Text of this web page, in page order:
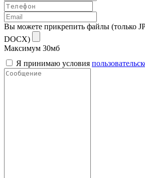
Вы можете прикрепить файлы (только
DOCX)
Максимум 30мб
Я принимаю условия